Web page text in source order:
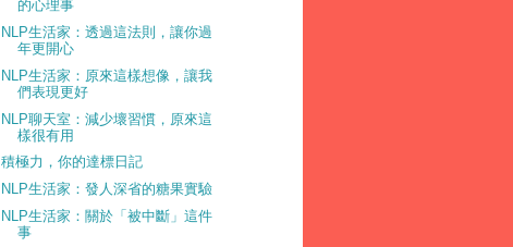
的心理事
NLP生活家：透過這法則，讓你過
年更開心
NLP生活家：原來這樣想像，讓我
們表現更好
NLP聊天室：減少壞習慣，原來這
樣很有用
積極力，你的達標日記
NLP生活家：發人深省的糖果實驗
NLP生活家：關於「被中斷」這件
事